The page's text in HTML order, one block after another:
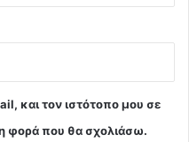
και τον ιστότοπο μου σε
φορά που θα σχολιάσω.